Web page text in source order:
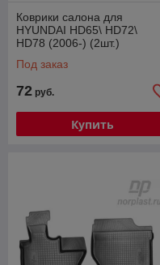
Коврики салона для
HYUNDAI HD65\ HD72\
HD78 (2006-) (2шт.)
Под заказ
72 руб.
Купить